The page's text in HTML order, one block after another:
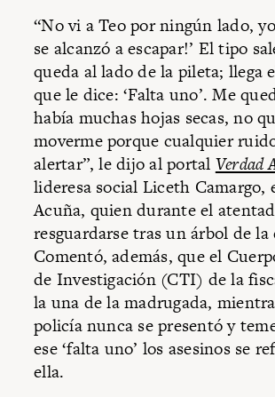
“No vi a Teo por ningún lado,
se alcanzó a escapar!’ El tipo
queda al lado de la pileta; llega
que le dice: ‘Falta uno’. Me
había muchas hojas secas, no
moverme porque cualquier
alertar”, le dijo al portal Verdad
lideresa social Liceth Camargo,
Acuña, quien durante el
resguardarse tras un árbol de la
Comentó, además, que el
de Investigación (CTI) de la
la una de la madrugada,
policía nunca se presentó y
ese ‘falta uno’ los asesinos se
ella.